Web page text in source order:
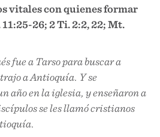
vitales con quienes formar
26; 2 Ti. 2:2, 22; Mt.
fue a Tarso para buscar a
a Antioquía. Y se
año en la iglesia, y enseñaron a
se les llamó cristianos